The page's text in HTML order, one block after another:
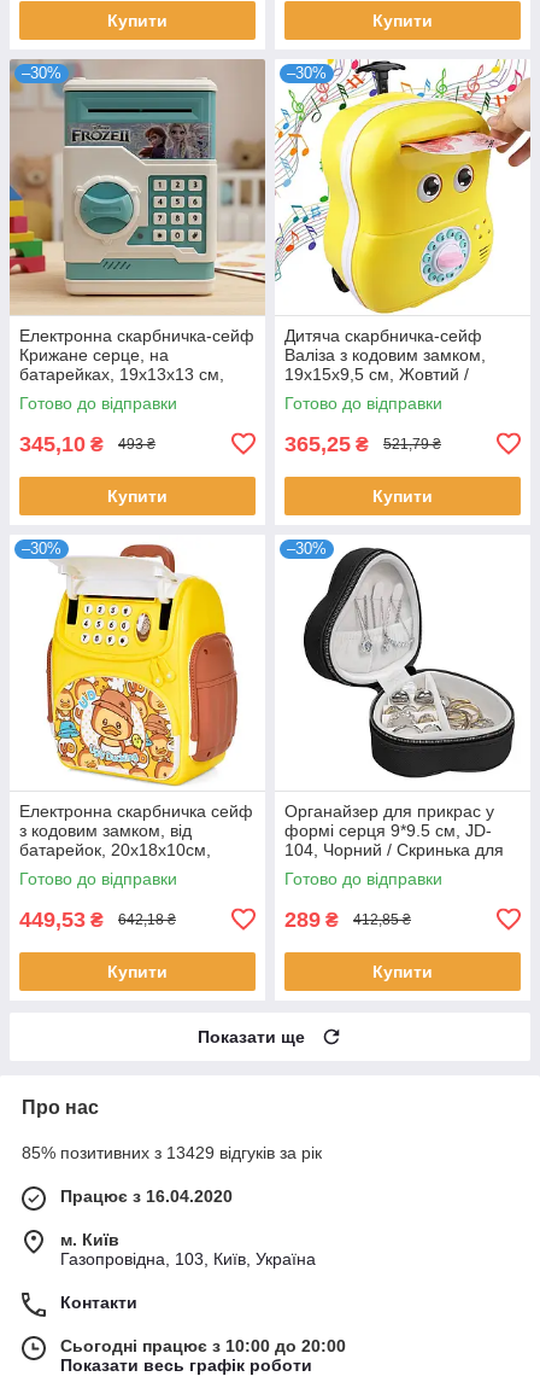
Купити Купити
–30%
Електронна скарбничка-сейф
Крижане серце, на
батарейках, 19х13х13 см,
Блакитна / Дитяча
скарбничка / Дитячий сейф
Готово до відправки
345,10 ₴ 493 ₴
Купити
–30%
Дитяча скарбничка-сейф
Валіза з кодовим замком,
19х15х9,5 см, Жовтий /
Електронна скарбничка
музична
Готово до відправки
365,25 ₴ 521,79 ₴
Купити
–30%
Електронна скарбничка сейф
з кодовим замком, від
батарейок, 20х18х10см,
School Bag, Жовтий / Дитяча
скарбничка
Готово до відправки
449,53 ₴ 642,18 ₴
Купити
–30%
Органайзер для прикрас у
формі серця 9*9.5 см, JD-
104, Чорний / Скринька для
прикрас / Органайзер для
зберігання
Готово до відправки
289 ₴ 412,85 ₴
Купити
Показати ще
Про нас
85% позитивних з 13429 відгуків за рік
Працює з 16.04.2020
м. Київ
Газопровідна, 103, Київ, Україна
Контакти
Сьогодні працює з 10:00 до 20:00
Показати весь графік роботи